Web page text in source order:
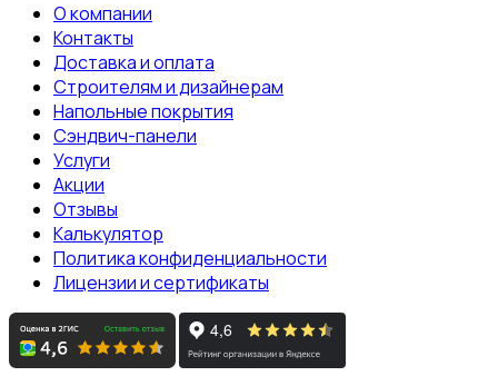
О компании
Контакты
Доставка и оплата
Строителям и дизайнерам
Напольные покрытия
Сэндвич-панели
Услуги
Акции
Отзывы
Калькулятор
Политика конфиденциальности
Лицензии и сертификаты